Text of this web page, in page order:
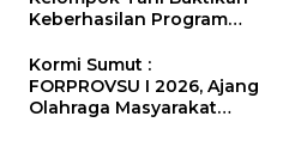
Keberhasilan Program
5 Ton Bibit Kentang
Disalurkan
Kormi Sumut :
FORPROVSU I 2026, Ajang
Olahraga Masyarakat